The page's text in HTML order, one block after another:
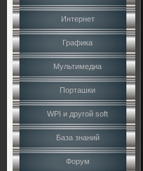
Интернет
Графика
Мультимедиа
Порташки
WPI и другой soft
База знаний
Форум